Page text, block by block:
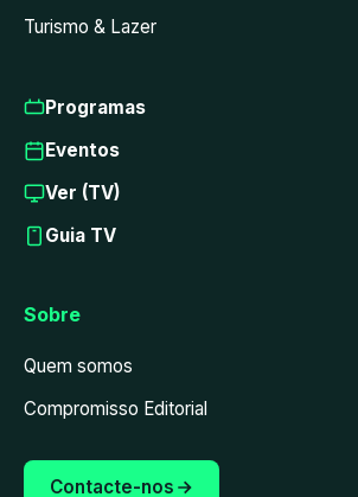
Turismo & Lazer
Programas
Eventos
Ver (TV)
Guia TV
Sobre
Quem somos
Compromisso Editorial
Contacte-nos